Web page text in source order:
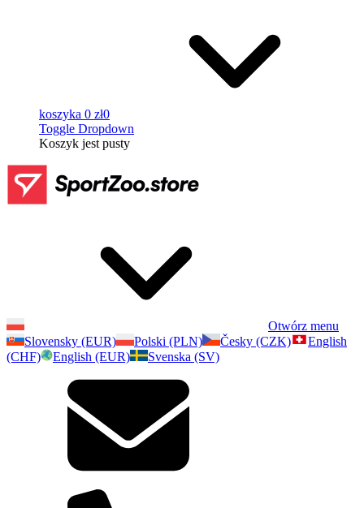
koszyka 0 zł0
Toggle Dropdown
Koszyk jest pusty
Otwórz menu
Slovensky (EUR)
Polski (PLN) Česky (CZK)
English
(CHF)
English (EUR) Svenska (SV)